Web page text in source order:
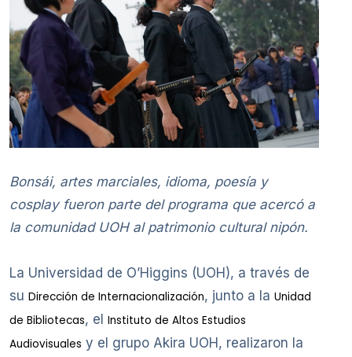
Bonsái, artes marciales, idioma, poesía y
cosplay fueron parte del programa que acercó a
la comunidad UOH al patrimonio cultural nipón.
La Universidad de O’Higgins (UOH), a través de
su Dirección de Internacionalización, junto a la Unidad
de Bibliotecas, el Instituto de Altos Estudios
Audiovisuales y el grupo Akira UOH, realizaron la